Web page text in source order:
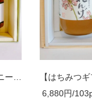
6,200円/93pt